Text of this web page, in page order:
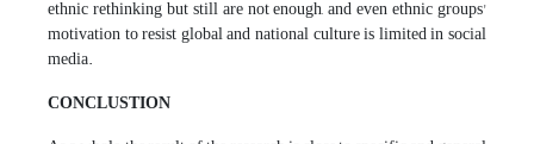
ethnic rethinking but still are not enough, and even ethnic groups'
motivation to resist global and national culture is limited in social
media.
CONCLUSTION